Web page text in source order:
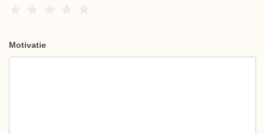
Motivatie